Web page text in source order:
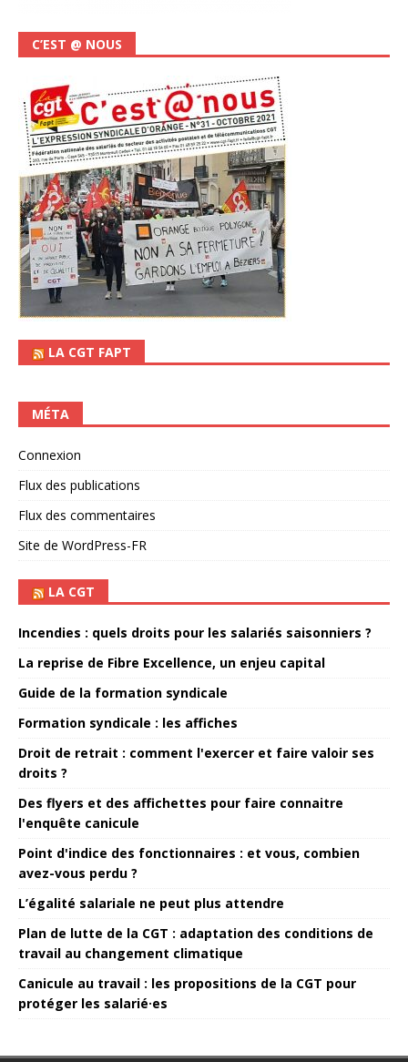
C’EST @ NOUS
LA CGT FAPT
MÉTA
Connexion
Flux des publications
Flux des commentaires
Site de WordPress-FR
LA CGT
Incendies : quels droits pour les salariés saisonniers ?
La reprise de Fibre Excellence, un enjeu capital
Guide de la formation syndicale
Formation syndicale : les affiches
Droit de retrait : comment l'exercer et faire valoir ses
droits ?
Des flyers et des affichettes pour faire connaitre
l'enquête canicule
Point d'indice des fonctionnaires : et vous, combien
avez-vous perdu ?
L’égalité salariale ne peut plus attendre
Plan de lutte de la CGT : adaptation des conditions de
travail au changement climatique
Canicule au travail : les propositions de la CGT pour
protéger les salarié·es